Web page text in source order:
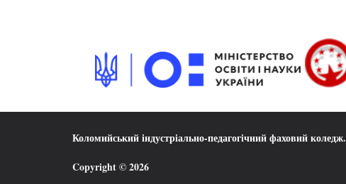
Коломийський індустріально-педагогічний фаховий коледж.
Copyright © 2026